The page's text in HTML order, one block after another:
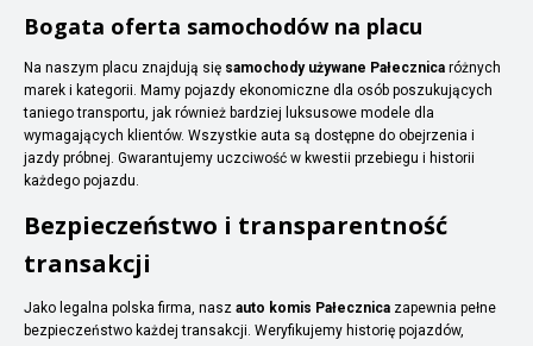
Bogata oferta samochodów na placu
Na naszym placu znajdują się samochody używane Pałecznica różnych
marek i kategorii. Mamy pojazdy ekonomiczne dla osób poszukujących
taniego transportu, jak również bardziej luksusowe modele dla
wymagających klientów. Wszystkie auta są dostępne do obejrzenia i
jazdy próbnej. Gwarantujemy uczciwość w kwestii przebiegu i historii
każdego pojazdu.
Bezpieczeństwo i transparentność
transakcji
Jako legalna polska firma, nasz auto komis Pałecznica zapewnia pełne
bezpieczeństwo każdej transakcji. Weryfikujemy historię pojazdów,